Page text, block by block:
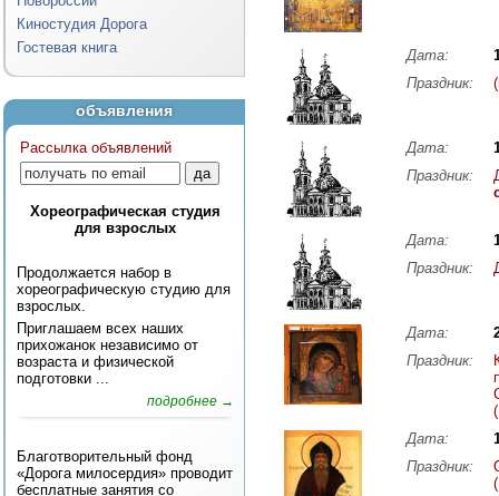
Киностудия Дорога
Гостевая книга
объявления
Рассылка объявлений
Хореографическая студия
для взрослых
Продолжается набор в
хореографическую студию для
взрослых.
Приглашаем всех наших
прихожанок независимо от
возраста и физической
подготовки ...
подробнее →
Благотворительный фонд
«Дорога милосердия» проводит
бесплатные занятия со
Дата:
Праздник:
Дата:
Праздник:
Дата:
Праздник:
Дата:
Праздник:
Дата:
Праздник: